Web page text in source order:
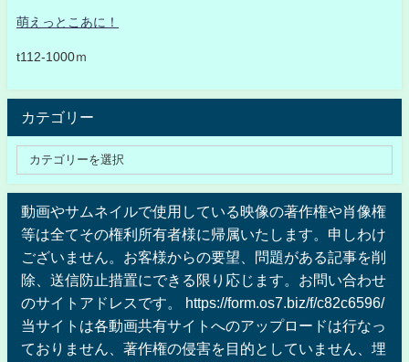
萌えっとこあに！
t112-1000ｍ
カテゴリー
動画やサムネイルで使用している映像の著作権や肖像権
等は全てその権利所有者様に帰属いたします。申しわけ
ございません。お客様からの要望、問題がある記事を削
除、送信防止措置にできる限り応じます。お問い合わせ
のサイトアドレスです。 https://form.os7.biz/f/c82c6596/
当サイトは各動画共有サイトへのアップロードは行なっ
ておりません、著作権の侵害を目的としていません、埋